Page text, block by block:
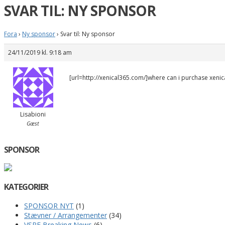
SVAR TIL: NY SPONSOR
Fora › Ny sponsor› Svar til: Ny sponsor
24/11/2019 kl. 9:18 am
Lisabioni
Gæst
[url=http://xenical365.com/]where can i purchase
SPONSOR
KATEGORIER
SPONSOR NYT (1)
Stævner / Arrangementer (34)